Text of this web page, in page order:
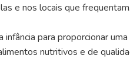
e nos locais que frequentam.
para proporcionar
nutritivos e de